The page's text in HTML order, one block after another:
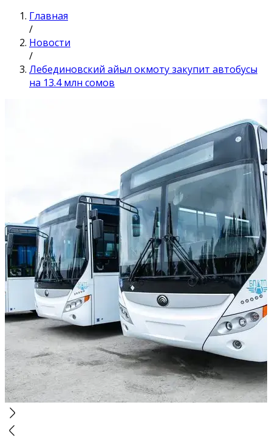
Главная
/
Новости
/
Лебединовский айыл окмоту закупит автобусы
на 13.4 млн сомов